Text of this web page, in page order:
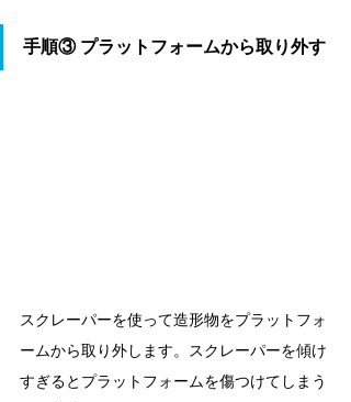
手順③ プラットフォームから取り外す
スクレーパーを使って造形物をプラットフォ
ームから取り外します。スクレーパーを傾け
すぎるとプラットフォームを傷つけてしまう